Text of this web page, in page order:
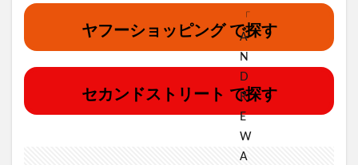
ヤフーショッピング で探す
セカンドストリート で探す